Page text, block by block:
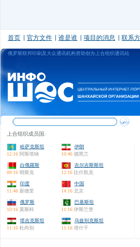
首页 官方文件 谁是谁 项目的消息 联系
俄罗斯联邦印刷及大众通讯机构资助创办上合组织通讯站
上合组织成员国:
哈萨克斯坦
12:16 阿斯塔纳
伊朗
10:46 德黑兰
白俄羅斯
09:16 明斯克
吉尔吉斯斯坦
12:16 比什凯克
印度
11:46 新德里
中国
14:16 北京
俄罗斯
10:16 莫斯科
巴基斯坦
11:16 伊斯兰堡
塔吉克斯坦
11:16 杜尚别
乌兹别克斯坦
11:16 塔什干